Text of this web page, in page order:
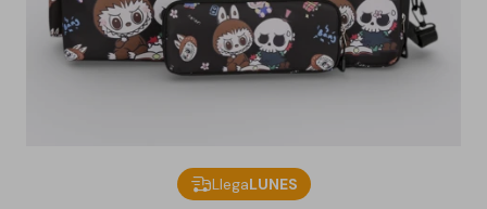
LlegaLUNES